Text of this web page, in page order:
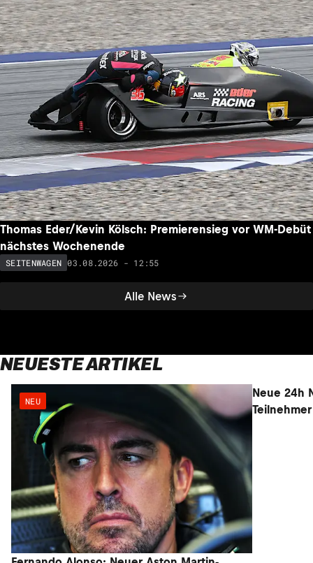
Alle News
Thomas Eder/Kevin Kölsch: Premierensieg vor WM-Debüt
nächstes Wochenende
SEITENWAGEN 03.08.2026 - 12:55
NEUESTE ARTIKEL
NEU